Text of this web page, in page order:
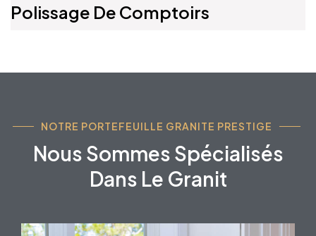
Polissage De Comptoirs
NOTRE PORTEFEUILLE GRANITE PRESTIGE
Nous Sommes Spécialisés
Dans Le Granit